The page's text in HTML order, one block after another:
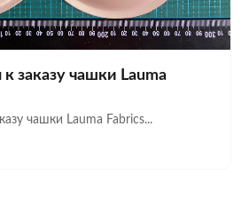
заказу чашки Lauma
чашки Lauma Fabrics...